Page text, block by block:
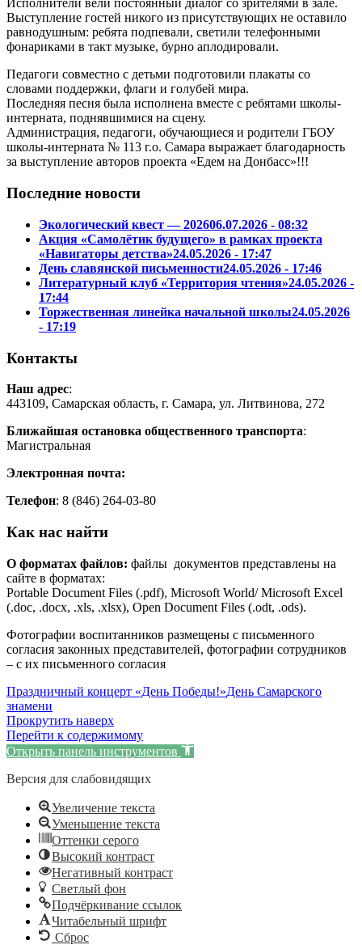
Исполнители вели постоянный диалог со зрителями в зале.
Выступление гостей никого из присутствующих не оставило
равнодушным: ребята подпевали, светили телефонными
фонариками в такт музыке, бурно аплодировали.
Педагоги совместно с детьми подготовили плакаты со
словами поддержки, флаги и голубей мира.
Последняя песня была исполнена вместе с ребятами школы-
интерната, поднявшимися на сцену.
Администрация, педагоги, обучающиеся и родители ГБОУ
школы-интерната № 113 г.о. Самара выражает благодарность
за выступление авторов проекта «Едем на Донбасс»!!!
Последние новости
Экологический квест — 202606.07.2026 - 08:32
Акция «Самолётик будущего» в рамках проекта
«Навигаторы детства»24.05.2026 - 17:47
День славянской письменности24.05.2026 - 17:46
Литературный клуб «Территория чтения»24.05.2026 -
17:44
Торжественная линейка начальной школы24.05.2026
- 17:19
Контакты
Наш адрес:
443109, Самарская область, г. Самара, ул. Литвинова, 272
Ближайшая остановка общественного транспорта:
Магистральная
Электронная почта:
Телефон: 8 (846) 264-03-80
Как нас найти
О форматах файлов: файлы документов представлены на
сайте в форматах:
Portable Document Files (.pdf), Microsoft World/ Microsoft Excel
(.doc, .docx, .xls, .xlsx), Open Document Files (.odt, .ods).
Фотографии воспитанников размещены с письменного
согласия законных представителей, фотографии сотрудников
– с их письменного согласия
Праздничный концерт «День Победы!»День Самарского
знамени
Прокрутить наверх
Перейти к содержимому
Открыть панель инструментов
Версия для слабовидящих
Увеличение текста
Уменьшение текста
Оттенки серого
Высокий контраст
Негативный контраст
Светлый фон
Подчёркивание ссылок
Читабельный шрифт
Сброс